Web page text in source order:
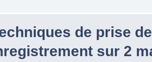
de prise
sur 2